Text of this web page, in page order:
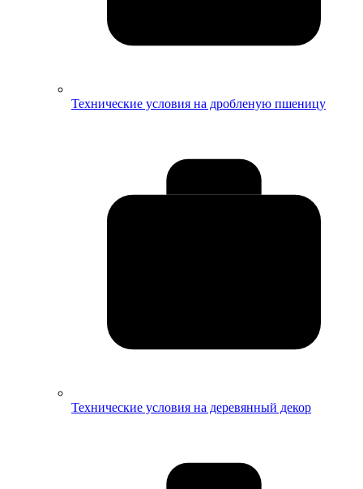
Технические условия на дробленую пшеницу
Технические условия на деревянный декор